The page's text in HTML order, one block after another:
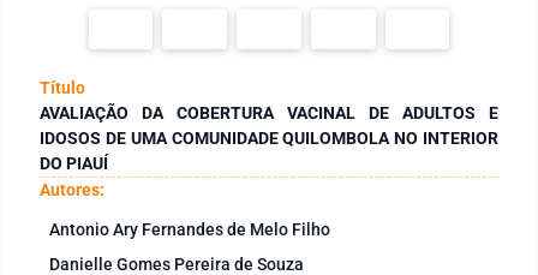
Título
AVALIAÇÃO DA COBERTURA VACINAL DE ADULTOS E
IDOSOS DE UMA COMUNIDADE QUILOMBOLA NO INTERIOR
DO PIAUÍ
Autores:
Antonio Ary Fernandes de Melo Filho
Danielle Gomes Pereira de Souza